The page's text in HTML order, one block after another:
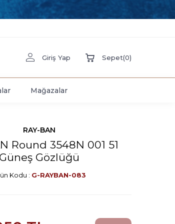
Giriş Yap Sepet(0)
Mağazalar
RAY-BAN
Round 3548N 001 51
Güneş Gözlüğü
Kodu : G-RAYBAN-083